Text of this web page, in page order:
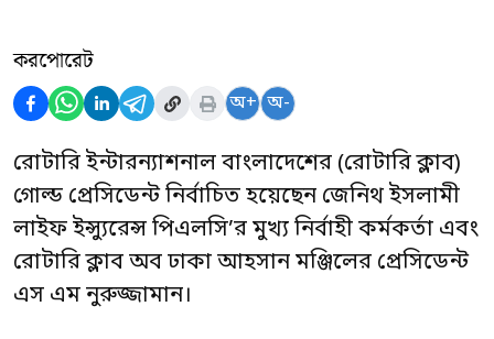
করপোরেট
অ+ অ-
রোটারি ইন্টারন্যাশনাল বাংলাদেশের (রোটারি ক্লাব)
গোল্ড প্রেসিডেন্ট নির্বাচিত হয়েছেন জেনিথ ইসলামী
লাইফ ইন্স্যুরেন্স পিএলসি’র মুখ্য নির্বাহী কর্মকর্তা এবং
রোটারি ক্লাব অব ঢাকা আহসান মঞ্জিলের প্রেসিডেন্ট
এস এম নুরুজ্জামান।